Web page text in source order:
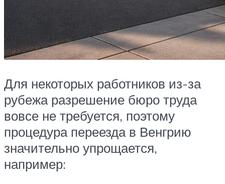
Для некоторых работников из-за
рубежа разрешение бюро труда
вовсе не требуется, поэтому
процедура переезда в Венгрию
значительно упрощается,
например: